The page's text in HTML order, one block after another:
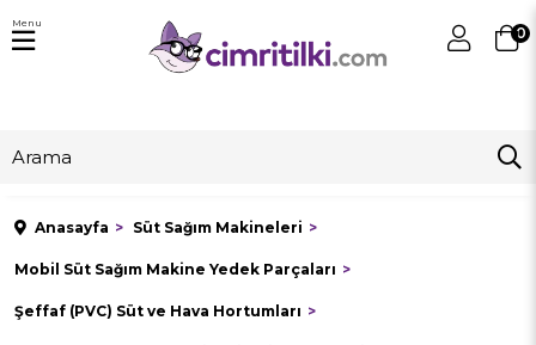
0
Menu
Anasayfa Süt Sağım Makineleri
Mobil Süt Sağım Makine Yedek Parçaları
Şeffaf (PVC) Süt ve Hava Hortumları